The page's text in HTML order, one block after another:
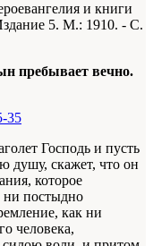
и книги
5. М.: 1910. - С.
пребывает вечно.
35
Господь и пусть
душу, скажет, что он
которое
ни постыдно
как ни
человека,